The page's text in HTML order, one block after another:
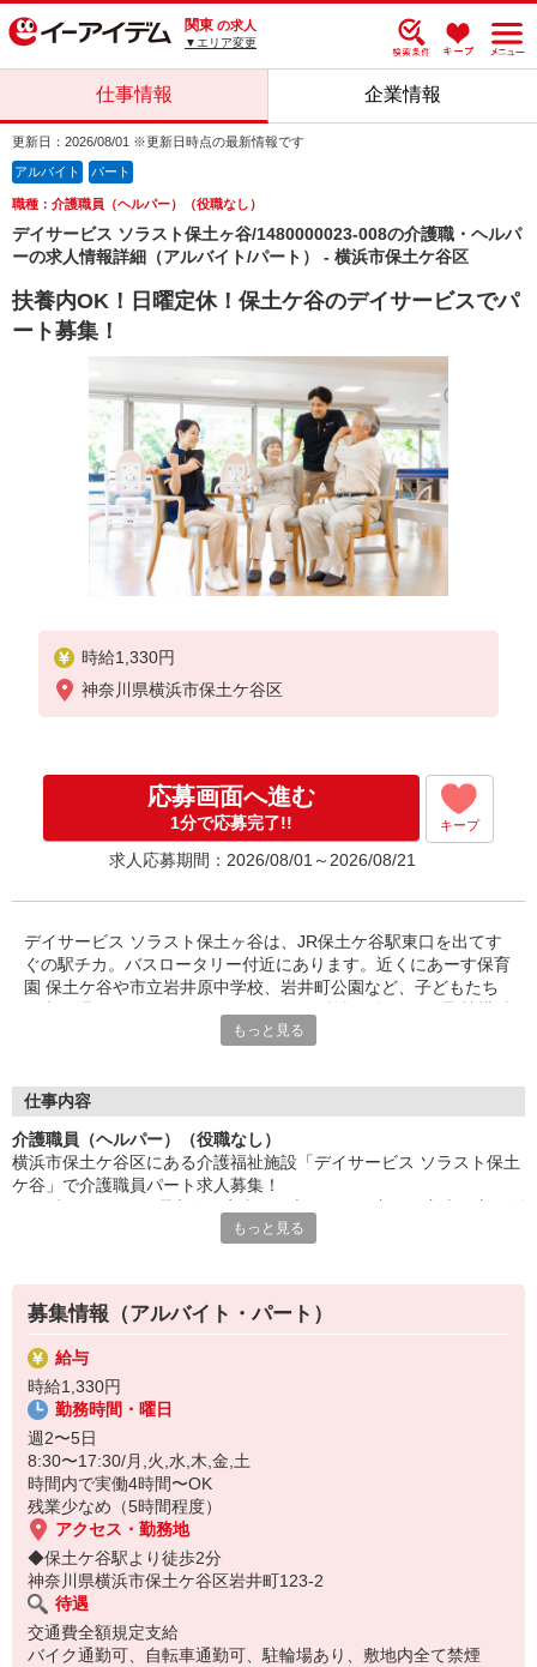
関東 の求人
▼エリア変更
仕事情報 企業情報
更新日：2026/08/01 ※更新日時点の最新情報です
アルバイト パート
職種：介護職員（ヘルパー）（役職なし）
デイサービス ソラスト保土ヶ谷/1480000023-008の介護職・ヘルパ
ーの求人情報詳細（アルバイト/パート） - 横浜市保土ケ谷区
扶養内OK！日曜定休！保土ケ谷のデイサービスでパ
ート募集！
時給1,330円
神奈川県横浜市保土ケ谷区
応募画面へ進む
1分で応募完了!! キープ
求人応募期間：2026/08/01～2026/08/21
デイサービス ソラスト保土ヶ谷は、JR保土ケ谷駅東口を出てす
ぐの駅チカ。バスロータリー付近にあります。近くにあーす保育
園 保土ケ谷や市立岩井原中学校、岩井町公園など、子どもたち
病院、ゆう ヘルパーステーション、横浜エデンの園、ニチイ ケ
事業所、訪問介護事業所を併設しています。
ソラストは「明日を元気に」をテーマに様々な介護福祉サービス
を提供しています。
主婦パートの方、中高年・シニアや、外国人の介護職スタッフも
活躍している会社です。また、病院や地方公共団体、社会福祉法
人から転職した方、未経験でも社会奉仕やボランティアに興味が
す。
もっと見る
仕事内容
介護職員（ヘルパー）（役職なし）
横浜市保土ケ谷区にある介護福祉施設「デイサービス ソラスト保土
ケ谷」で介護職員パート求人募集！
躍中の非常勤（パート）求人です！
◆レクリエーション実施、外出同行、フロア見守り
◆趣味活動、機能訓練の補助、送迎など
事業所は、保土ヶ谷駅前のまいばすけっと 保土ヶ谷駅東口がある建
物内にあります。
デイサービス（通所介護）は、食事や入浴などのサービスを提供し
たり、利用者さまの状態に合わせたフィットネスや趣味活動を行う
施設。身体機能や自宅での生活意欲を高めるお手伝いをしながら、
ご家族さまの介護負担も軽減できる施設です。
業務の変更範囲:変更なし
40代以上活躍中,50代以上活躍中,60歳以上活躍中,年齢不問,主夫・主
婦活躍中,入社日応相談,未経験OK,ブランクOK,PCスキル不要,学歴
不問,男性活躍中,女性が活躍,フリーターOK
もっと見る
募集情報（アルバイト・パート）
給与
時給1,330円
勤務時間・曜日
週2〜5日
8:30〜17:30/月,火,水,木,金,土
時間内で実働4時間〜OK
残業少なめ（5時間程度）
アクセス・勤務地
◆保土ケ谷駅より徒歩2分
神奈川県横浜市保土ケ谷区岩井町123-2
待遇
交通費全額規定支給
バイク通勤可、自転車通勤可、駐輪場あり、敷地内全て禁煙